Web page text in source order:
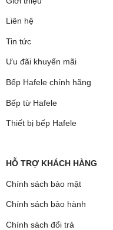
Liên hệ
Tin tức
Ưu đãi khuyến mãi
Bếp Hafele chính hãng
Bếp từ Hafele
Thiết bị bếp Hafele
HỖ TRỢ KHÁCH HÀNG
Chính sách bảo mật
Chính sách bảo hành
Chính sách đổi trả